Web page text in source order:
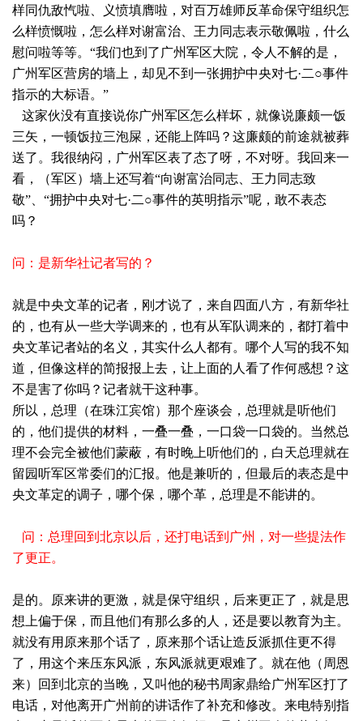
样同仇敌忾啦、义愤填膺啦，对百万雄师反革命保守组织怎
么样愤慨啦，怎么样对谢富治、王力同志表示敬佩啦，什么
慰问啦等等。“我们也到了广州军区大院，令人不解的是，
广州军区营房的墙上，却见不到一张拥护中央对七·二○事件
指示的大标语。”
这家伙没有直接说你广州军区怎么样坏，就像说廉颇一饭
三矢，一顿饭拉三泡屎，还能上阵吗？这廉颇的前途就被葬
送了。我很纳闷，广州军区表了态了呀，不对呀。我回来一
看，（军区）墙上还写着“向谢富治同志、王力同志致
敬”、“拥护中央对七·二○事件的英明指示”呢，敢不表态
吗？
问：是新华社记者写的？
就是中央文革的记者，刚才说了，来自四面八方，有新华社
的，也有从一些大学调来的，也有从军队调来的，都打着中
央文革记者站的名义，其实什么人都有。哪个人写的我不知
道，但像这样的简报报上去，让上面的人看了作何感想？这
不是害了你吗？记者就干这种事。
所以，总理（在珠江宾馆）那个座谈会，总理就是听他们
的，他们提供的材料，一叠一叠，一口袋一口袋的。当然总
理不会完全被他们蒙蔽，有时晚上听他们的，白天总理就在
留园听军区常委们的汇报。他是兼听的，但最后的表态是中
央文革定的调子，哪个保，哪个革，总理是不能讲的。
问：总理回到北京以后，还打电话到广州，对一些提法作
了更正。
是的。原来讲的更激，就是保守组织，后来更正了，就是思
想上偏于保，而且他们有那么多的人，还是要以教育为主。
就没有用原来那个话了，原来那个话让造反派抓住更不得
了，用这个来压东风派，东风派就更艰难了。就在他（周恩
来）回到北京的当晚，又叫他的秘书周家鼎给广州军区打了
电话，对他离开广州前的讲话作了补充和修改。来电特别指